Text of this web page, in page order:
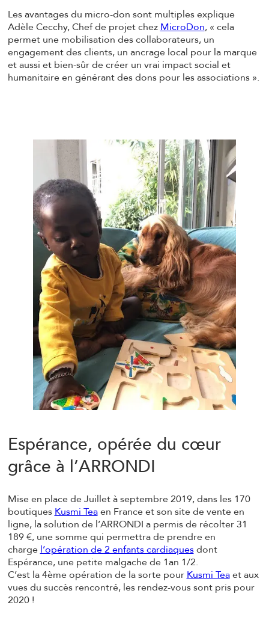
Les avantages du micro-don sont multiples explique
Adèle Cecchy, Chef de projet chez MicroDon, « cela
permet une mobilisation des collaborateurs, un
engagement des clients, un ancrage local pour la marque
et aussi et bien-sûr de créer un vrai impact social et
humanitaire en générant des dons pour les associations ».
Espérance, opérée du cœur
grâce à l’ARRONDI
Mise en place de Juillet à septembre 2019, dans les 170
boutiques Kusmi Teaen France et son site de vente en
ligne, la solution de l’ARRONDI a permis de récolter 31
189 €, une somme qui permettra de prendre en
charge l’opération de 2 enfants cardiaquesdont
Espérance, une petite malgache de 1an 1/2.
C’est la 4èmeopération de la sorte pour Kusmi Teaet aux
vues du succès rencontré, les rendez-vous sont pris pour
2020 !